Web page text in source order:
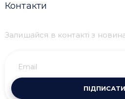
Контакти
Залишайся в контакті з